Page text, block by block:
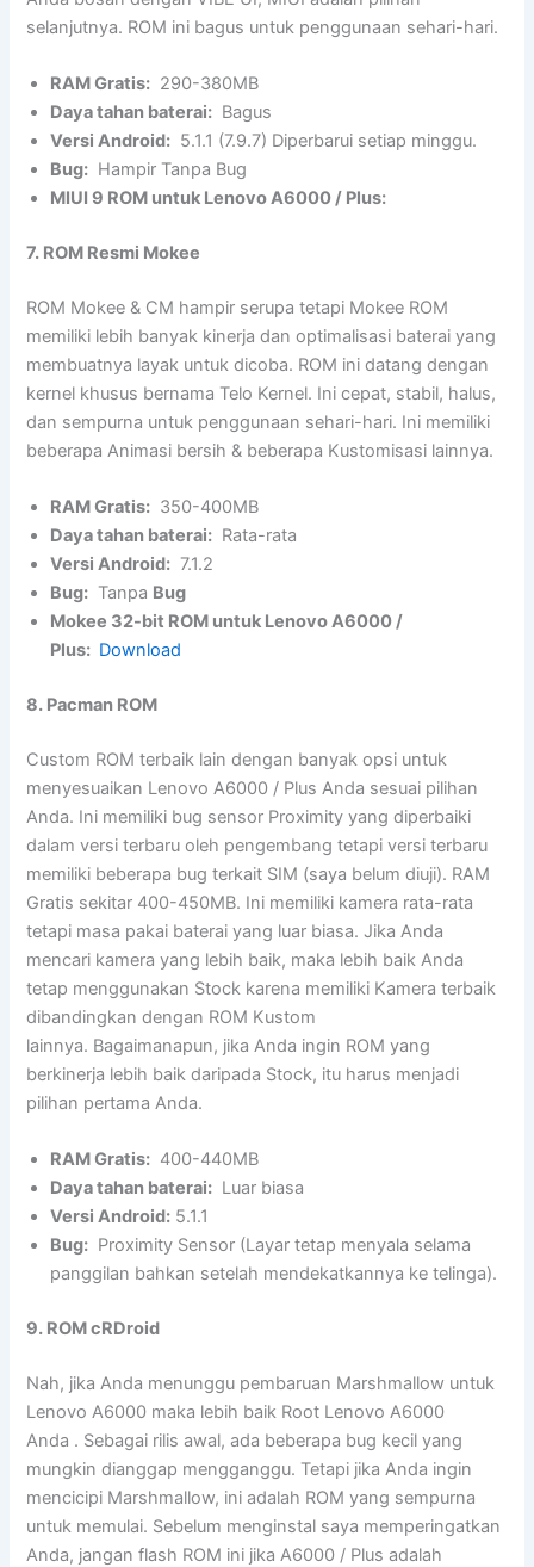
selanjutnya. ROM ini bagus untuk penggunaan sehari-hari.
RAM Gratis: 290-380MB
Daya tahan baterai: Bagus
Versi Android: 5.1.1 (7.9.7) Diperbarui setiap minggu.
Bug: Hampir Tanpa Bug
MIUI 9 ROM untuk Lenovo A6000 / Plus:
7. ROM Resmi Mokee
ROM Mokee & CM hampir serupa tetapi Mokee ROM
memiliki lebih banyak kinerja dan optimalisasi baterai yang
membuatnya layak untuk dicoba. ROM ini datang dengan
kernel khusus bernama Telo Kernel. Ini cepat, stabil, halus,
dan sempurna untuk penggunaan sehari-hari. Ini memiliki
beberapa Animasi bersih & beberapa Kustomisasi lainnya.
RAM Gratis: 350-400MB
Daya tahan baterai: Rata-rata
Versi Android: 7.1.2
Bug: Tanpa Bug
Mokee 32-bit ROM untuk Lenovo A6000 /
Plus: Download
8. Pacman ROM
Custom ROM terbaik lain dengan banyak opsi untuk
menyesuaikan Lenovo A6000 / Plus Anda sesuai pilihan
Anda. Ini memiliki bug sensor Proximity yang diperbaiki
dalam versi terbaru oleh pengembang tetapi versi terbaru
memiliki beberapa bug terkait SIM (saya belum diuji). RAM
Gratis sekitar 400-450MB. Ini memiliki kamera rata-rata
tetapi masa pakai baterai yang luar biasa. Jika Anda
mencari kamera yang lebih baik, maka lebih baik Anda
tetap menggunakan Stock karena memiliki Kamera terbaik
dibandingkan dengan ROM Kustom
lainnya. Bagaimanapun, jika Anda ingin ROM yang
berkinerja lebih baik daripada Stock, itu harus menjadi
pilihan pertama Anda.
RAM Gratis: 400-440MB
Daya tahan baterai: Luar biasa
Versi Android: 5.1.1
Bug: Proximity Sensor (Layar tetap menyala selama
panggilan bahkan setelah mendekatkannya ke telinga).
9. ROM cRDroid
Nah, jika Anda menunggu pembaruan Marshmallow untuk
Lenovo A6000 maka lebih baik Root Lenovo A6000
Anda . Sebagai rilis awal, ada beberapa bug kecil yang
mungkin dianggap mengganggu. Tetapi jika Anda ingin
mencicipi Marshmallow, ini adalah ROM yang sempurna
untuk memulai. Sebelum menginstal saya memperingatkan
Anda, jangan flash ROM ini jika A6000 / Plus adalah